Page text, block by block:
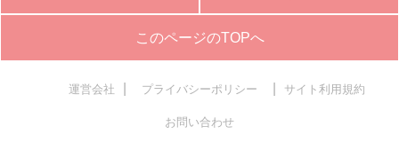
このページのTOPへ
運営会社 プライバシーポリシー サイト利用規約
お問い合わせ